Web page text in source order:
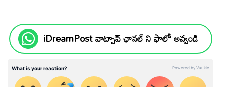
iDreamPost వాట్సాప్ ఛానల్ ని ఫాలో అవ్వండి